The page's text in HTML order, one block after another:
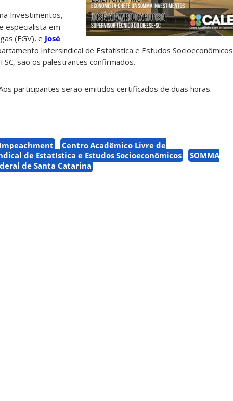
Investimentos,
especialista em
(FGV), e José
Intersindical de Estatística e Estudos Socioeconômicos
são os palestrantes confirmados.
participantes serão emitidos certificados de duas horas.
Centro Acadêmico Livre de
de Estatística e Estudos Socioeconômicos
SOMMA
de Santa Catarina